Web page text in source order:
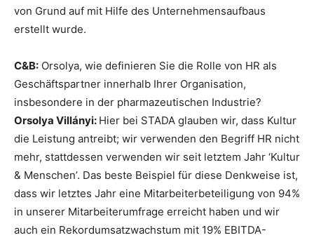
von Grund auf mit Hilfe des Unternehmensaufbaus
erstellt wurde.
C&B: Orsolya, wie definieren Sie die Rolle von HR als
Geschäftspartner innerhalb Ihrer Organisation,
insbesondere in der pharmazeutischen Industrie?
Orsolya Villányi: Hier bei STADA glauben wir, dass Kultur
die Leistung antreibt; wir verwenden den Begriff HR nicht
mehr, stattdessen verwenden wir seit letztem Jahr ‘Kultur
& Menschen’. Das beste Beispiel für diese Denkweise ist,
dass wir letztes Jahr eine Mitarbeiterbeteiligung von 94%
in unserer Mitarbeiterumfrage erreicht haben und wir
auch ein Rekordumsatzwachstum mit 19% EBITDA-